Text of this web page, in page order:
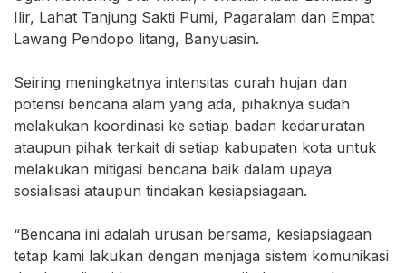
Ilir, Lahat Tanjung Sakti Pumi, Pagaralam dan Empat
Lawang Pendopo litang, Banyuasin.
Seiring meningkatnya intensitas curah hujan dan
potensi bencana alam yang ada, pihaknya sudah
melakukan koordinasi ke setiap badan kedaruratan
ataupun pihak terkait di setiap kabupaten kota untuk
melakukan mitigasi bencana baik dalam upaya
sosialisasi ataupun tindakan kesiapsiagaan.
“Bencana ini adalah urusan bersama, kesiapsiagaan
tetap kami lakukan dengan menjaga sistem komunikasi